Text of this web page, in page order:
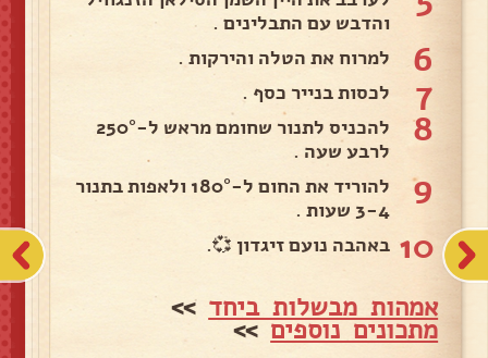
והדבש עם התבלינים .
6 למרוח את הטלה והירקות .
7 לכסות בנייר כסף .
8
להכניס לתנור שחומם מראש ל-250°
לרבע שעה .
9
להוריד את החום ל-180° ולאפות בתנור
3-4 שעות .
10 באהבה נועם זיגדון 💞.
אמהות מבשלות ביחד >>
מתכונים נוספים>>